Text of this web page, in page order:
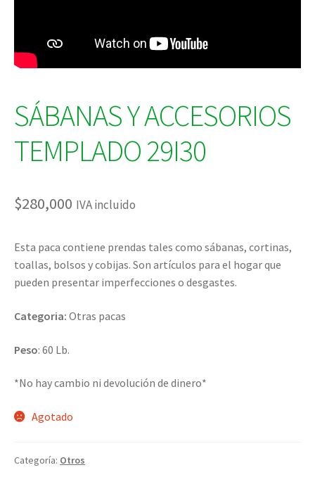
SÁBANAS Y ACCESORIOS
TEMPLADO 29I30
$280,000 IVA incluido
Esta paca contiene prendas tales como sábanas, cortinas,
toallas, bolsos y cobijas. Son artículos para el hogar que
pueden presentar imperfecciones o desgastes.
Categoria: Otras pacas
Peso: 60 Lb.
*No hay cambio ni devolución de dinero*
Agotado
Categoría: Otros